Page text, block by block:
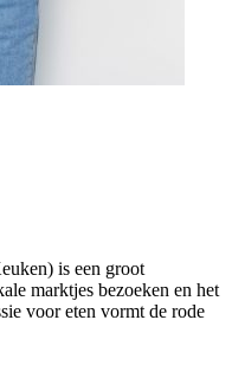
is een groot
marktjes bezoeken en het
voor eten vormt de rode